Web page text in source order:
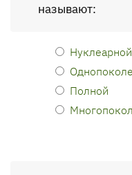
называют:
Нуклеарной
Полной